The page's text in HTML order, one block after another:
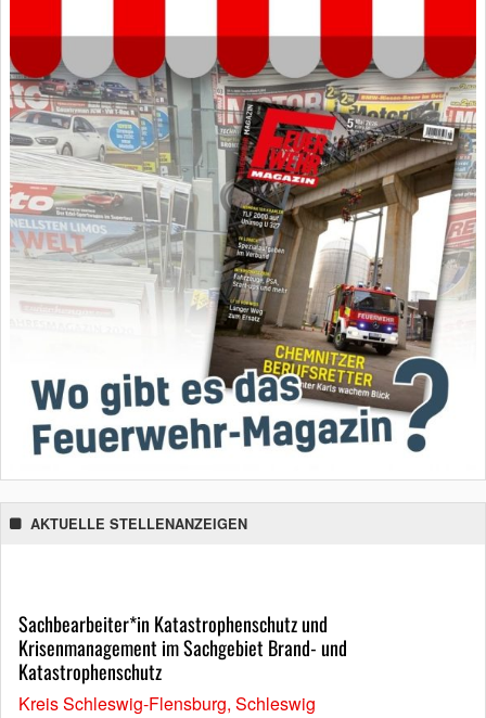
AKTUELLE STELLENANZEIGEN
Sachbearbeiter*in Katastrophenschutz und
Krisenmanagement im Sachgebiet Brand- und
Katastrophenschutz
Kreis Schleswig-Flensburg, Schleswig